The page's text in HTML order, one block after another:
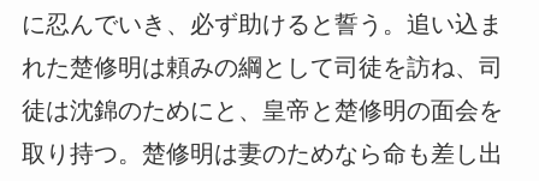
に忍んでいき、必ず助けると誓う。追い込ま
れた楚修明は頼みの綱として司徒を訪ね、司
徒は沈錦のためにと、皇帝と楚修明の面会を
取り持つ。楚修明は妻のためなら命も差し出